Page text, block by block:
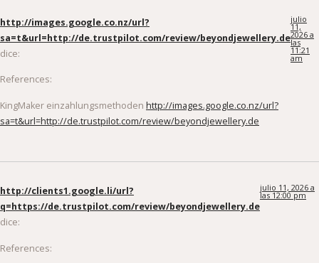
http://images.google.co.nz/url?
sa=t&url=http://de.trustpilot.com/review/beyondjewellery.de
dice:
julio
11,
2026 a
las
11:21
am
References:
KingMaker einzahlungsmethoden http://images.google.co.nz/url?
sa=t&url=http://de.trustpilot.com/review/beyondjewellery.de
http://clients1.google.li/url?
q=https://de.trustpilot.com/review/beyondjewellery.de
dice:
julio 11, 2026 a
las 12:00 pm
References: